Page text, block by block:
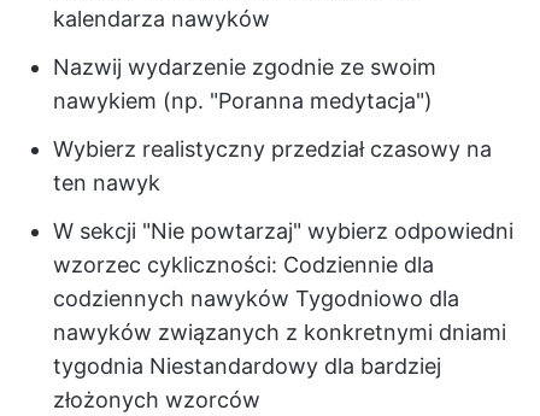
kalendarza nawyków
Nazwij wydarzenie zgodnie ze swoim
nawykiem (np. "Poranna medytacja")
Wybierz realistyczny przedział czasowy na
ten nawyk
W sekcji "Nie powtarzaj" wybierz odpowiedni
wzorzec cykliczności: Codziennie dla
codziennych nawyków Tygodniowo dla
nawyków związanych z konkretnymi dniami
tygodnia Niestandardowy dla bardziej
złożonych wzorców